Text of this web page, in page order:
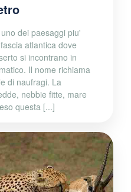
dei paesaggi piu'
atlantica dove
si incontrano in
Il nome richiama
di naufragi. La
nebbie fitte, mare
questa [...]